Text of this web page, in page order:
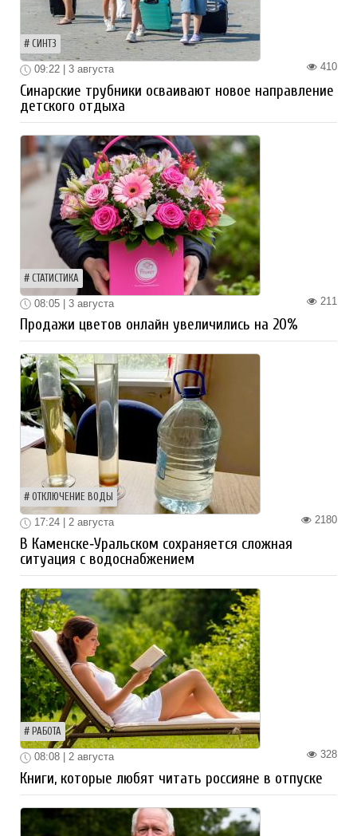
СИНТЗ
410
09:22 | 3 августа
Синарские трубники осваивают новое направление
детского отдыха
СТАТИСТИКА
211
08:05 | 3 августа
Продажи цветов онлайн увеличились на 20%
ОТКЛЮЧЕНИЕ ВОДЫ
2180
17:24 | 2 августа
В Каменске‑Уральском сохраняется сложная
ситуация с водоснабжением
РАБОТА
328
08:08 | 2 августа
Книги, которые любят читать россияне в отпуске